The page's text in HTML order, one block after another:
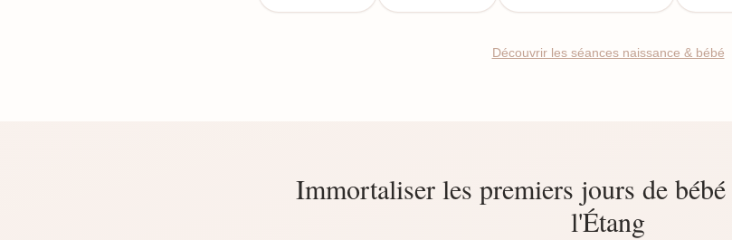
Découvrir les séances naissance & bébé
Immortaliser les premiers jours de
l'Étang